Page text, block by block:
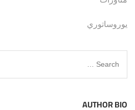
يوروساتوري
Search
for:
AUTHOR BIO